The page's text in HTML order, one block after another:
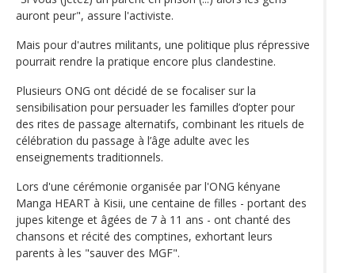
auront peur", assure l'activiste.
Mais pour d'autres militants, une politique plus répressive
pourrait rendre la pratique encore plus clandestine.
Plusieurs ONG ont décidé de se focaliser sur la
sensibilisation pour persuader les familles d’opter pour
des rites de passage alternatifs, combinant les rituels de
célébration du passage à l’âge adulte avec les
enseignements traditionnels.
Lors d'une cérémonie organisée par l'ONG kényane
Manga HEART à Kisii, une centaine de filles - portant des
jupes kitenge et âgées de 7 à 11 ans - ont chanté des
chansons et récité des comptines, exhortant leurs
parents à les "sauver des MGF".